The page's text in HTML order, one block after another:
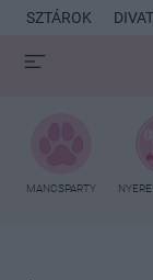
SZTÁROK DIVAT
MANCSPARTY